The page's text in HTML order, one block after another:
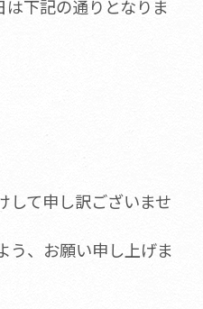
下記の通りとなりま
して申し訳ございませ
う、お願い申し上げま